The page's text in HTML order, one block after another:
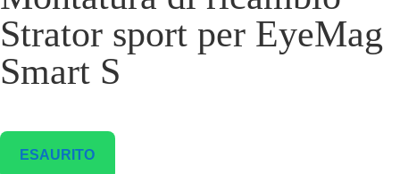
Strator sport per EyeMag
Smart S
ESAURITO